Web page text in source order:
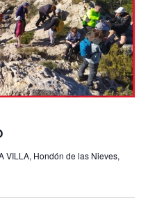
VILLA, Hondón de las Nieves,